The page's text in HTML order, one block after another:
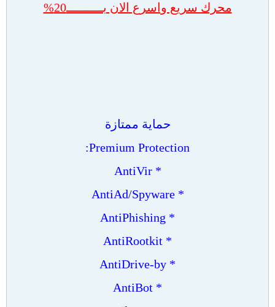
محرك سريع واسرع الان بــــــــــ20%
حماية ممتازة
Premium Protection:
* AntiVir
* AntiAd/Spyware
* AntiPhishing
* AntiRootkit
* AntiDrive-by
* AntiBot